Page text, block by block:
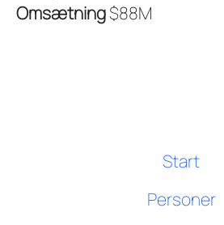
Omsætning$88M
Start
Personer